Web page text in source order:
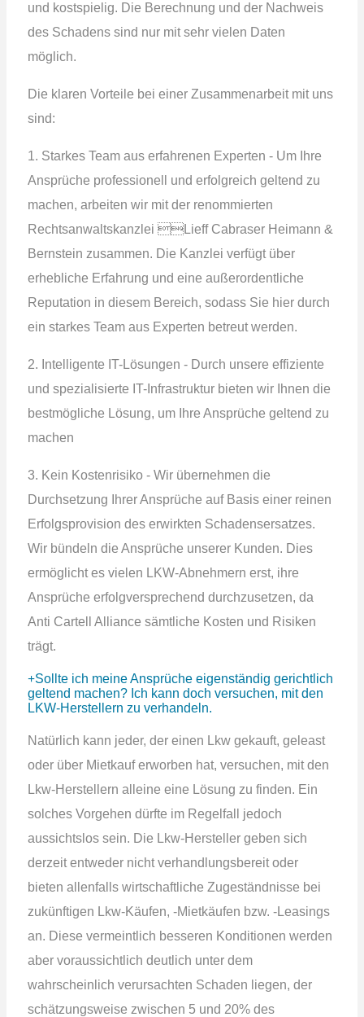
und kostspielig. Die Berechnung und der Nachweis
des Schadens sind nur mit sehr vielen Daten
möglich.
Die klaren Vorteile bei einer Zusammenarbeit mit uns
sind:
1. Starkes Team aus erfahrenen Experten - Um Ihre
Ansprüche professionell und erfolgreich geltend zu
machen, arbeiten wir mit der renommierten
Rechtsanwaltskanzlei Lieff Cabraser Heimann &
Bernstein zusammen. Die Kanzlei verfügt über
erhebliche Erfahrung und eine außerordentliche
Reputation in diesem Bereich, sodass Sie hier durch
ein starkes Team aus Experten betreut werden.
2. Intelligente IT-Lösungen - Durch unsere effiziente
und spezialisierte IT-Infrastruktur bieten wir Ihnen die
bestmögliche Lösung, um Ihre Ansprüche geltend zu
machen
3. Kein Kostenrisiko - Wir übernehmen die
Durchsetzung Ihrer Ansprüche auf Basis einer reinen
Erfolgsprovision des erwirkten Schadensersatzes.
Wir bündeln die Ansprüche unserer Kunden. Dies
ermöglicht es vielen LKW-Abnehmern erst, ihre
Ansprüche erfolgversprechend durchzusetzen, da
Anti Cartell Alliance sämtliche Kosten und Risiken
trägt.
Sollte ich meine Ansprüche eigenständig gerichtlich
geltend machen? Ich kann doch versuchen, mit den
LKW-Herstellern zu verhandeln.
Natürlich kann jeder, der einen Lkw gekauft, geleast
oder über Mietkauf erworben hat, versuchen, mit den
Lkw-Herstellern alleine eine Lösung zu finden. Ein
solches Vorgehen dürfte im Regelfall jedoch
aussichtslos sein. Die Lkw-Hersteller geben sich
derzeit entweder nicht verhandlungsbereit oder
bieten allenfalls wirtschaftliche Zugeständnisse bei
zukünftigen Lkw-Käufen, -Mietkäufen bzw. -Leasings
an. Diese vermeintlich besseren Konditionen werden
aber voraussichtlich deutlich unter dem
wahrscheinlich verursachten Schaden liegen, der
schätzungsweise zwischen 5 und 20% des